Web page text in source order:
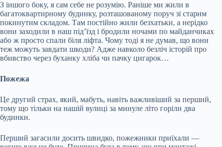
З іншого боку, я сам себе не розумію. Раніше ми жили в
багатоквартирному будинку, розташованому поруч зі старим
покинутим складом. Там постійно жили безхатьки, а нерідко
вони заходили в наш під’їзд і бродили ночами по майданчиках
або ж просто спали біля ліфта. Чому тоді я не думав, що вони
теж можуть завдати шкоди? Адже навколо безліч історій про
вбивство через буханку хліба чи пачку цигарок…
Пожежа
Це другий страх, який, мабуть, навіть важливіший за перший,
тому що тільки на нашій вулиці за минуле літо горіли два
будинки.
Перший загасили досить швидко, пожежники приїхали —